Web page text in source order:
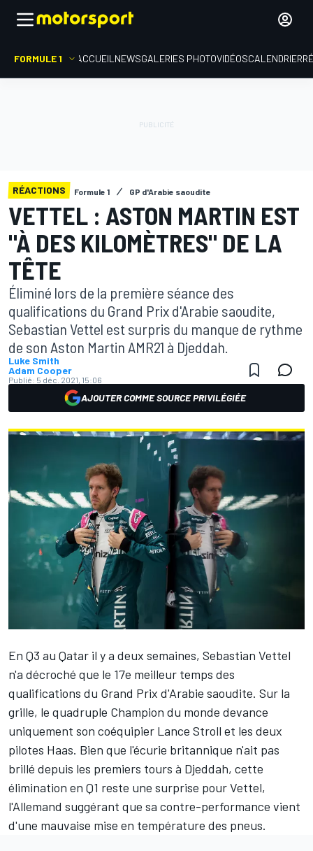
FORMULE 1 ACCUEIL NEWSGALERIES PHOTOVIDÉOSCALENDRIER
RÉACTIONS Formule 1 GP d'Arabie saoudite
VETTEL : ASTON MARTIN EST
"À DES KILOMÈTRES" DE LA
TÊTE
Éliminé lors de la première séance des
qualifications du Grand Prix d'Arabie saoudite,
Sebastian Vettel est surpris du manque de rythme
de son Aston Martin AMR21 à Djeddah.
Luke Smith
Adam Cooper
Publié: 5 déc. 2021, 15:06
AJOUTER COMME SOURCE PRIVILÉGIÉE
En Q3 au Qatar il y a deux semaines, Sebastian Vettel
n'a décroché que le 17e meilleur temps des
qualifications du Grand Prix d'Arabie saoudite. Sur la
grille, le quadruple Champion du monde devance
uniquement son coéquipier Lance Stroll et les deux
pilotes Haas. Bien que l'écurie britannique n'ait pas
brillé depuis les premiers tours à Djeddah, cette
élimination en Q1 reste une surprise pour Vettel,
l'Allemand suggérant que sa contre-performance vient
d'une mauvaise mise en température des pneus.